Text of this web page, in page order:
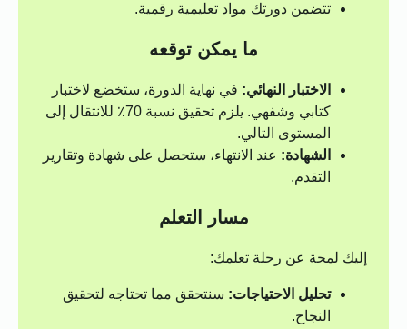
تتضمن دورتك مواد تعليمية رقمية.
ما يمكن توقعه
الاختبار النهائي: في نهاية الدورة، ستخضع لاختبار
كتابي وشفهي. يلزم تحقيق نسبة 70٪ للانتقال إلى
المستوى التالي.
الشهادة: عند الانتهاء، ستحصل على شهادة وتقارير
التقدم.
مسار التعلم
إليك لمحة عن رحلة تعلمك:
تحليل الاحتياجات: سنتحقق مما تحتاجه لتحقيق
النجاح.